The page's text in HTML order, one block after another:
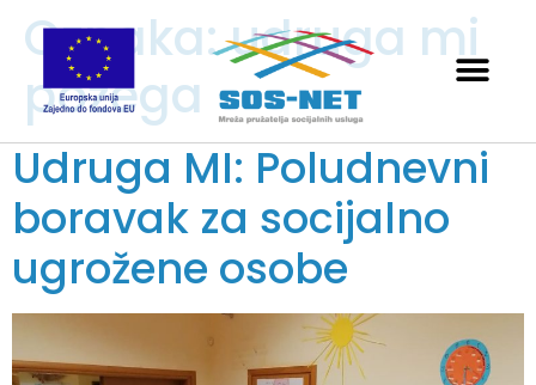
Oznaka:udruga mi
požega
Udruga MI: Poludnevni
boravak za socijalno
ugrožene osobe